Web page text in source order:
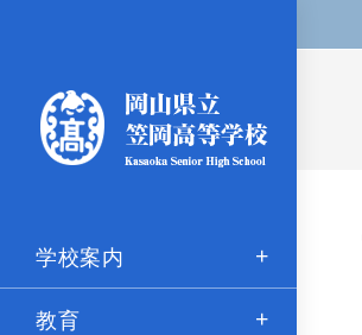
学校案内
教育